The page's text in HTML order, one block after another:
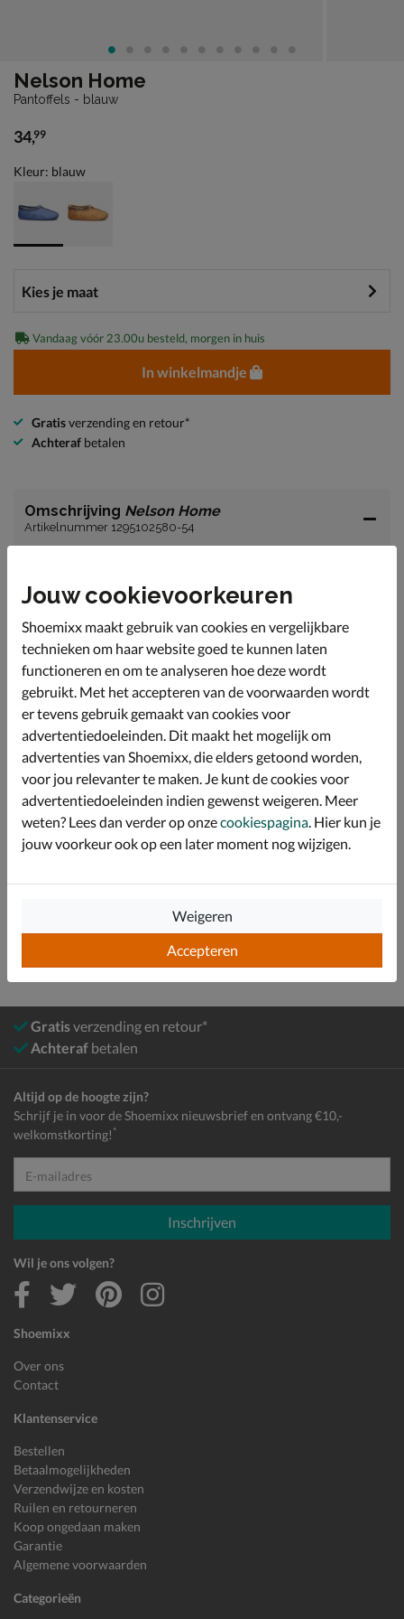
Nelson Home
Pantoffels - blauw
€ 34,99
34,99
Kleur: blauw
Vandaag vóór 23.00u besteld, morgen in huis
In winkelmandje
Gratisverzending en retour*
Achteraf betalen
Omschrijving Nelson Home
Artikelnummer 1295102580-54
Deze lekkere warme Nelson pantoffels houdt jouw
voeten gegarandeerd heerlijk warm!
Het model is uitgevoerd in textiel.
De pantoffel is gevoerd met warm imitatiewol.
Afgewerkt met een flexibele rubberen zool die ook
buitenshuis gedragen kan worden.
Specificaties
Over Nelson Home
Bekijk meer
Pantoffels
Gratisverzending en retour*
Achteraf betalen
Shoemixx
Over ons
Contact
Klantenservice
Bestellen
Betaalmogelijkheden
Verzendwijze en kosten
Ruilen en retourneren
Koop ongedaan maken
Garantie
Algemene voorwaarden
Categorieën
Altijd op de hoogte zijn?
Schrijf je in voor de Shoemixx nieuwsbrief en ontvang €10,-
welkomstkorting! *
E-mailadres
Inschrijven
Wil je ons volgen?
Jouw cookievoorkeuren
Shoemixx maakt gebruik van cookies en vergelijkbare
technieken om haar website goed te kunnen laten
functioneren en om te analyseren hoe deze wordt
gebruikt. Met het accepteren van de voorwaarden wordt
er tevens gebruik gemaakt van cookies voor
advertentiedoeleinden. Dit maakt het mogelijk om
advertenties van Shoemixx, die elders getoond worden,
voor jou relevanter te maken. Je kunt de cookies voor
advertentiedoeleinden indien gewenst weigeren. Meer
weten? Lees dan verder op onzecookiespagina. Hier kun je
jouw voorkeur ook op een later moment nog wijzigen.
Accepteren
Weigeren